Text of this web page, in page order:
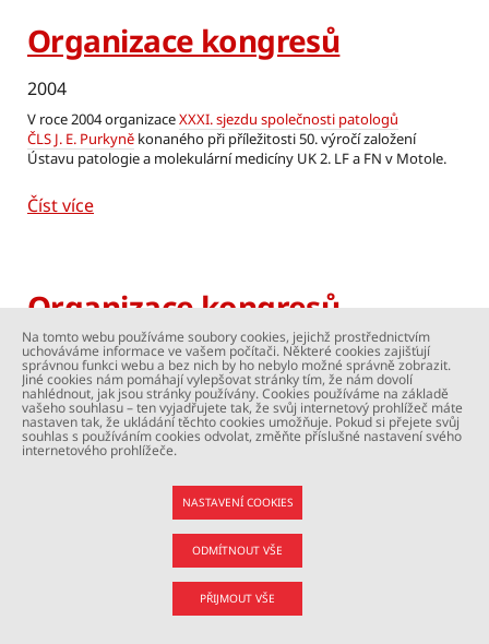
Organizace kongresů
2004
V roce 2004 organizaceXXXI. sjezdu společnosti patologů
ČLS J. E. Purkyně konaného při příležitosti 50. výročí založení
Ústavu patologie a molekulární medicíny UK 2. LF a FN v Motole.
Číst více
Organizace kongresů
2004
Organizace evropské konference neuropatologů„Prague
Neuropathology Meeting 2004“.
Číst více
Na tomto webu používáme soubory cookies, jejichž prostřednictvím
uchováváme informace ve vašem počítači. Některé cookies zajišťují
správnou funkci webu a bez nich by ho nebylo možné správně zobrazit.
Jiné cookies nám pomáhají vylepšovat stránky tím, že nám dovolí
nahlédnout, jak jsou stránky používány. Cookies používáme na základě
vašeho souhlasu – ten vyjadřujete tak, že svůj internetový prohlížeč máte
nastaven tak, že ukládání těchto cookies umožňuje. Pokud si přejete svůj
souhlas s používáním cookies odvolat, změňte příslušné nastavení svého
internetového prohlížeče.
NASTAVENÍ COOKIES
ODMÍTNOUT VŠE
PŘIJMOUT VŠE